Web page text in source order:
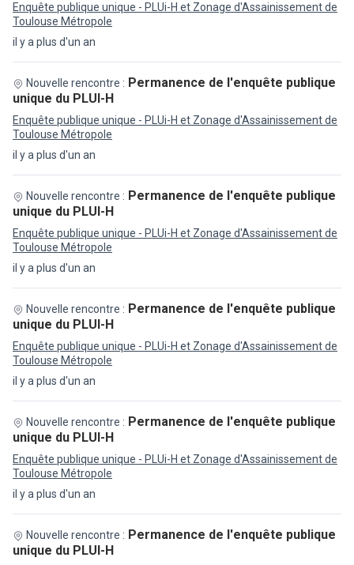
il y a plus d'un an
Enquête publique unique - PLUi-H et Zonage d'Assainissement de
Toulouse Métropole
il y a plus d'un an
Nouvelle rencontre : Permanence de l'enquête publique
unique du PLUI-H
Enquête publique unique - PLUi-H et Zonage d'Assainissement de
Toulouse Métropole
il y a plus d'un an
Nouvelle rencontre : Permanence de l'enquête publique
unique du PLUI-H
Enquête publique unique - PLUi-H et Zonage d'Assainissement de
Toulouse Métropole
il y a plus d'un an
Nouvelle rencontre : Permanence de l'enquête publique
unique du PLUI-H
Enquête publique unique - PLUi-H et Zonage d'Assainissement de
Toulouse Métropole
il y a plus d'un an
Nouvelle rencontre : Permanence de l'enquête publique
unique du PLUI-H
Enquête publique unique - PLUi-H et Zonage d'Assainissement de
Toulouse Métropole
Nouvelle rencontre : Permanence de l'enquête publique
unique du PLUI-H